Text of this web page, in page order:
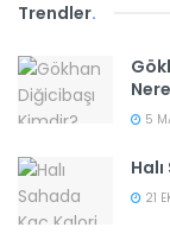
Trendler.
5
21